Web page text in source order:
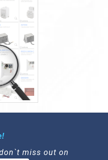
miss out on